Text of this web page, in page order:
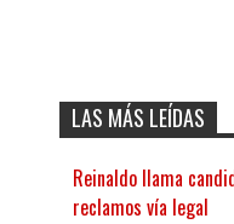
LAS MÁS LEÍDAS
Reinaldo llama
reclamos vía legal